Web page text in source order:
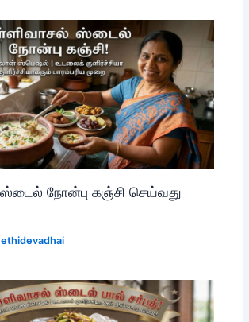
நோன்பு கஞ்சி செய்வது